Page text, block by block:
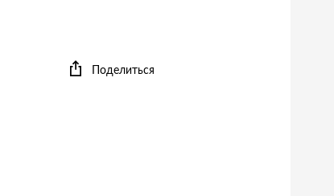
Поделиться